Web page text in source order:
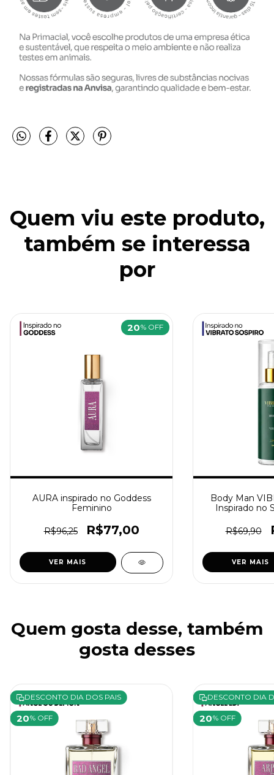
Quem viu este produto,
também se interessa
por
20% OFF
AURA inspirado no Goddess
Feminino
R$96,25 R$77,00
VER MAIS
Body Man
Inspirado no
R$69,90
VER MAIS
Quem gosta desse, também
gosta desses
DESCONTO DIA DOS PAIS
20% OFF
DESCONTO DIA
20% OFF